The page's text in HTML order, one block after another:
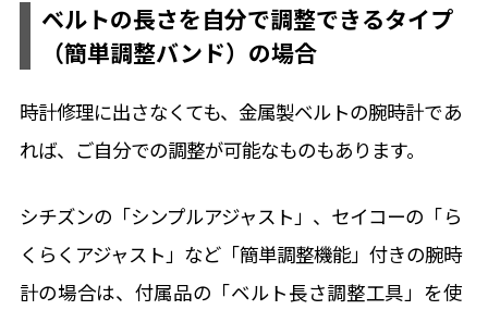
ベルトの長さを自分で調整できるタイプ
（簡単調整バンド）の場合
時計修理に出さなくても、金属製ベルトの腕時計であ
れば、ご自分での調整が可能なものもあります。
シチズンの「シンプルアジャスト」、セイコーの「ら
くらくアジャスト」など「簡単調整機能」付きの腕時
計の場合は、付属品の「ベルト長さ調整工具」を使